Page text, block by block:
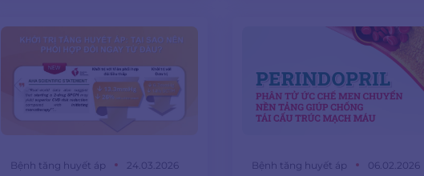
Bệnh tăng huyết áp 24.03.2026 Bệnh tăng huyết áp 06.02.2026